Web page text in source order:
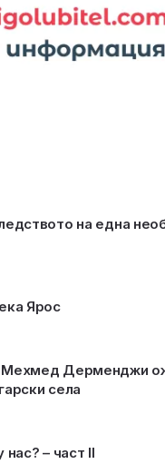
на една
Ярос
Мехмед Дерменджи
села
– част II